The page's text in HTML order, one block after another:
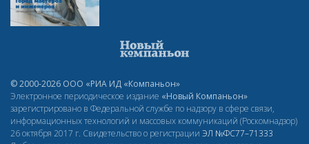
© 2000-2026 ООО «РИА ИД «Компаньон»
Электронное периодическое издание «Новый Компаньон»
зарегистрировано в Федеральной службе по надзору в сфере связи,
информационных технологий и массовых коммуникаций (Роскомнадзор)
26 октября 2017 г. Свидетельство о регистрации ЭЛ №ФС77–71333